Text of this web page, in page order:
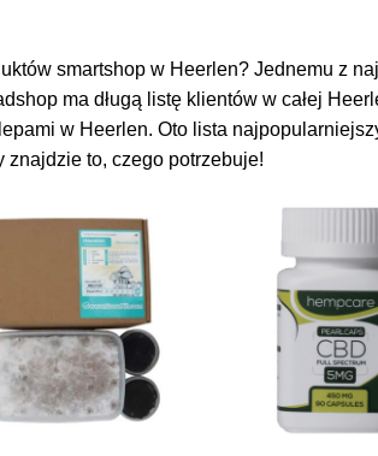
smartshop w Heerlen? Jednemu z
ma długą listę klientów w całej
w Heerlen. Oto lista
to, czego potrzebuje!